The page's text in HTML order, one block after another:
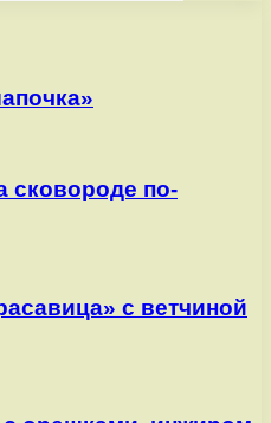
сковороде по-
с ветчиной